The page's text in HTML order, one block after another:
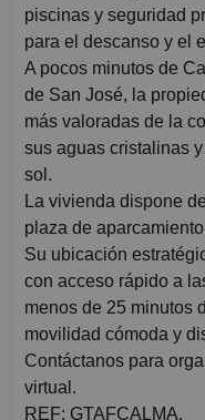
piscinas y seguridad
para el descanso y el
A pocos minutos de
de San José, la
más valoradas de la
sus aguas cristalinas
sol.
La vivienda dispone
plaza de
Su ubicación
con acceso rápido a
menos de 25 minutos
movilidad cómoda y
Contáctanos para
virtual.
REF: GTAFCALMA.